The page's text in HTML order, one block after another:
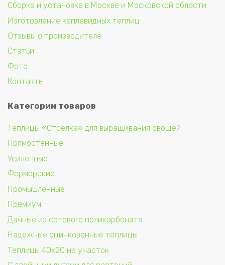
Сборка и установка в Москве и Московской области
Изготовление каплевидных теплиц
Отзывы о производителе
Статьи
Фото
Контакты
Категории товаров
Теплицы «Стрелка» для выращивания овощей
Прямостенные
Усиленные
Фермерские
Промышленные
Премиум
Дачные из сотового поликарбоната
Надежные оцинкованные теплицы
Теплицы 40х20 на участок